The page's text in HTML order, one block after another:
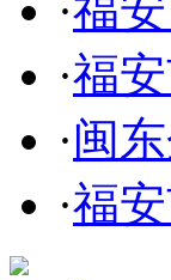
·福
·闽
·福